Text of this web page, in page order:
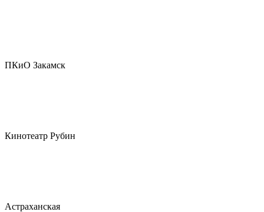
ПКиО Закамск
Кинотеатр Рубин
Астраханская